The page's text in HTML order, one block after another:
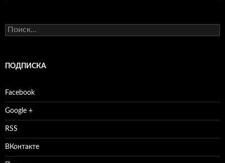
Найти:
ПОДПИСКА
Facebook
Google +
RSS
ВКонтакте